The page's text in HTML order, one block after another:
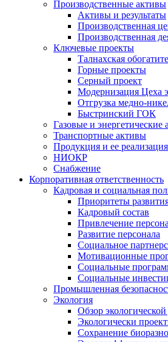
Производственные активы
Активы и результаты
Производственная
Производственная
Ключевые проекты
Талнахская
Горные проекты
Серный проект
Модернизация Цеха
Отгрузка медно-
Быстринский ГОК
Газовые и энергетические
Транспортные активы
Продукция и ее реализация
НИОКР
Снабжение
Корпоративная ответственность
Кадровая и социальная
Приоритеты
Кадровый состав
Привлечение
Развитие персонала
Социальное
Мотивационные
Социальные
Социальные
Промышленная
Экология
Обзор экологической
Экологически
Сохранение